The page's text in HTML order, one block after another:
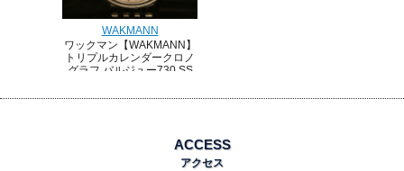
WAKMANN
ワックマン【WAKMANN】
トリプルカレンダークロノ
グラフ バルジュー730 SS
ACCESS
アクセス